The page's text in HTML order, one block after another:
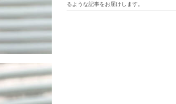
るような記事をお届けします。